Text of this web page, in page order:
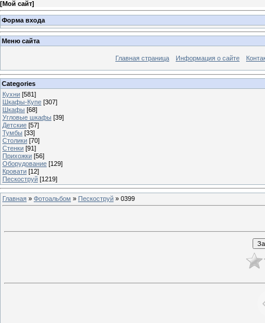
[Мой сайт]
Форма входа
Меню сайта
Главная страница Информация о сайте
Categories
Кухни [581]
Шкафы-Купе [307]
Шкафы [68]
Угловые шкафы [39]
Детские [57]
Тумбы [33]
Столики [70]
Стенки [91]
Прихожки [56]
Оборудование [129]
Кровати [12]
Пескоструй [1219]
Главная » Фотоальбом » Пескоструй » 0399